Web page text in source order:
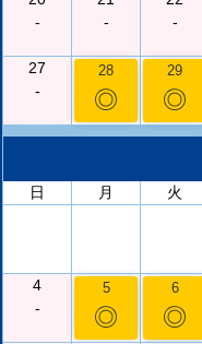
-
-
-
27
-
28
◎
29
◎
日
月 火
4
-
5
◎
6
◎